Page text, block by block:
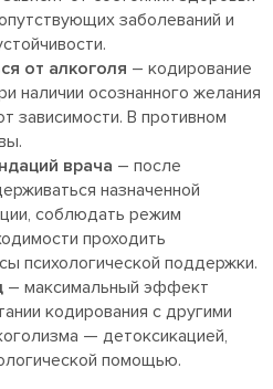
заболеваний и
от алкоголя – кодирование
наличии осознанного желания
зависимости. В противном
врача – после
назначенной
соблюдать режим
проходить
психологической поддержки.
– максимальный эффект
кодирования с другими
— детоксикацией,
помощью.